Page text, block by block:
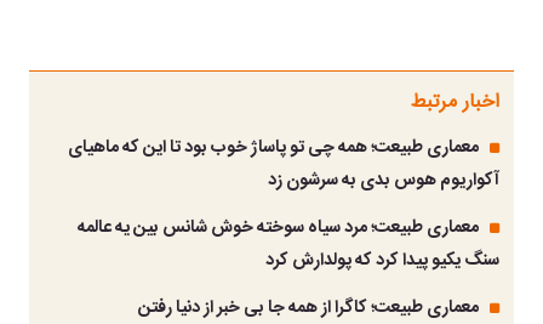
اخبار مرتبط
معماری طبیعت؛ همه چی تو پاساژ خوب بود تا این که ماهیای
آکواریوم هوس بدی به سرشون زد
معماری طبیعت؛ مرد سیاه سوخته خوش شانس بین یه عالمه
سنگ یکیو پیدا کرد که پولدارش کرد
معماری طبیعت؛ کاگرا از همه جا بی خبر از دنیا رفتن